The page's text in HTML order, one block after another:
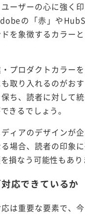
ーザーの心に強く
の「赤」や
を象徴するカラー
プロダクトカラー
取り入れるのがお
ち、読者に対して
きるでしょう。
ィアのデザインが
場合、読者の印象
損なう可能性もあり
応できているか
は重要な要素で、